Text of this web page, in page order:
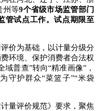
州等9个省级市场监管部门
管试点工作。试点期限至
价为基础，以计量分级分
环境、保护消费者合法权
普查”转向“精准画像”，
守护群众“菜篮子”“米袋
量评价规范》要求，聚焦